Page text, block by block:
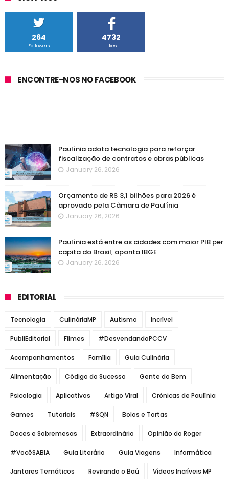
264
Followers
4732
Likes
ENCONTRE-NOS NO FACEBOOK
Paulínia adota tecnologia para reforçar
fiscalização de contratos e obras públicas
January 26, 2026
Orçamento de R$ 3,1 bilhões para 2026 é
aprovado pela Câmara de Paulínia
January 26, 2026
Paulínia está entre as cidades com maior PIB per
capita do Brasil, aponta IBGE
January 26, 2026
EDITORIAL
Tecnologia CulináriaMP Autismo Incrível
PubliEditorial Filmes #DesvendandoPCCV
Acompanhamentos Família Guia Culinária
Alimentação Código do Sucesso Gente do Bem
Psicologia Aplicativos Artigo Viral Crônicas de Paulínia
Games Tutoriais #SQN Bolos e Tortas
Doces e Sobremesas Extraordinário Opinião do Roger
#VocêSABIA Guia Literário Guia Viagens Informática
Jantares Temáticos Revirando o Baú Vídeos Incríveis MP